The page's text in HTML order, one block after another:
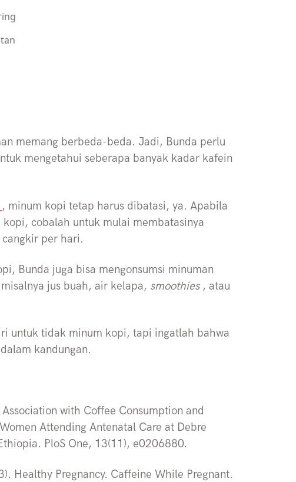
memang berbeda-beda. Jadi, Bunda perlu
mengetahui seberapa banyak kadar kafein
, minum kopi tetap harus dibatasi, ya. Apabila
cobalah untuk mulai membatasinya
per hari.
Bunda juga bisa mengonsumsi minuman
jus buah, air kelapa, smoothies , atau
untuk tidak minum kopi, tapi ingatlah bahwa
kandungan.
with Coffee Consumption and
Attending Antenatal Care at Debre
PloS One, 13(11), e0206880.
Healthy Pregnancy. Caffeine While Pregnant.